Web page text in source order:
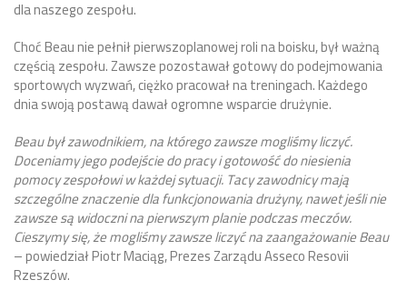
dla naszego zespołu.
Choć Beau nie pełnił pierwszoplanowej roli na boisku, był ważną
częścią zespołu. Zawsze pozostawał gotowy do podejmowania
sportowych wyzwań, ciężko pracował na treningach. Każdego
dnia swoją postawą dawał ogromne wsparcie drużynie.
Beau był zawodnikiem, na którego zawsze mogliśmy liczyć.
Doceniamy jego podejście do pracy i gotowość do niesienia
pomocy zespołowi w każdej sytuacji. Tacy zawodnicy mają
szczególne znaczenie dla funkcjonowania drużyny, nawet jeśli nie
zawsze są widoczni na pierwszym planie podczas meczów.
Cieszymy się, że mogliśmy zawsze liczyć na zaangażowanie Beau
– powiedział Piotr Maciąg, Prezes Zarządu Asseco Resovii
Rzeszów.